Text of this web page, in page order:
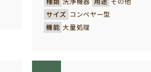
止メ金具付汁食缶、カゴやザ
ル、ラックなど、あらゆる形状の
器物が洗浄できるオリジナル製
サイズ コンベヤー型
機能 大量処理